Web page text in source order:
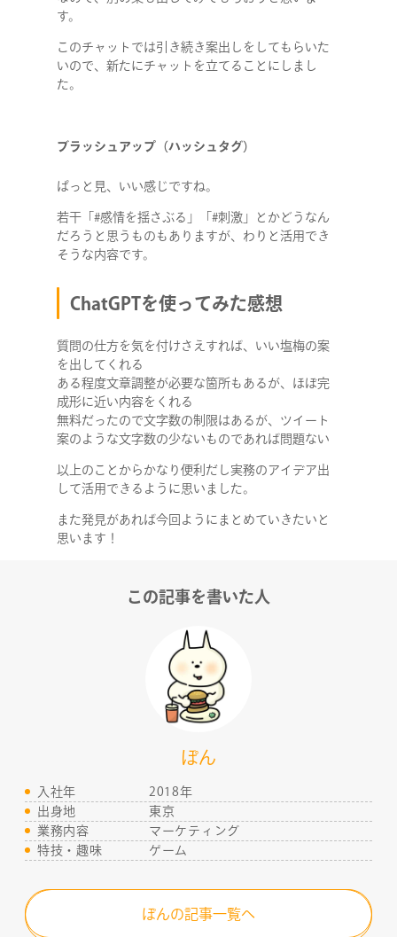
STAFF BLOG
CONTACT
す。
このチャットでは引き続き案出しをしてもらいた
いので、新たにチャットを立てることにしまし
た。
ブラッシュアップ（ハッシュタグ）
ぱっと見、いい感じですね。
若干「#感情を揺さぶる」「#刺激」とかどうなん
だろうと思うものもありますが、わりと活用でき
そうな内容です。
ChatGPTを使ってみた感想
質問の仕方を気を付けさえすれば、いい塩梅の案
を出してくれる
ある程度文章調整が必要な箇所もあるが、ほぼ完
成形に近い内容をくれる
無料だったので文字数の制限はあるが、ツイート
案のような文字数の少ないものであれば問題ない
以上のことからかなり便利だし実務のアイデア出
して活用できるように思いました。
また発見があれば今回ようにまとめていきたいと
思います！
この記事を書いた人
ぽん
入社年
2018年
出身地
東京
業務内容
マーケティング
特技・趣味
ゲーム
ぽんの記事一覧へ